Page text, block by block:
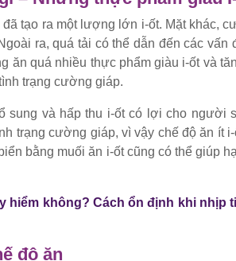
tạo ra một lượng lớn i-ốt. Mặt khác,
ra, quá tải có thể dẫn đến các vấn
ăn quá nhiều thực phẩm giàu i-ốt và
trạng cường giáp.
sung và hấp thu i-ốt có lợi cho người
trạng cường giáp, vì vậy chế độ ăn ít
bằng muối ăn i-ốt cũng có thể giúp
hiểm không? Cách ổn định khi nhịp
độ ăn